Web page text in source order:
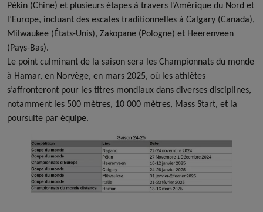
Pékin (Chine) et plusieurs étapes à travers l’Amérique du Nord et
l’Europe, incluant des escales traditionnelles à Calgary (Canada),
Milwaukee (États-Unis), Zakopane (Pologne) et Heerenveen
(Pays-Bas).
Le point culminant de la saison sera les Championnats du monde
à Hamar, en Norvège, en mars 2025, où les athlètes
s’affronteront pour les titres mondiaux dans diverses disciplines,
notamment les 500 mètres, 10 000 mètres, Mass Start, et la
poursuite par équipe.